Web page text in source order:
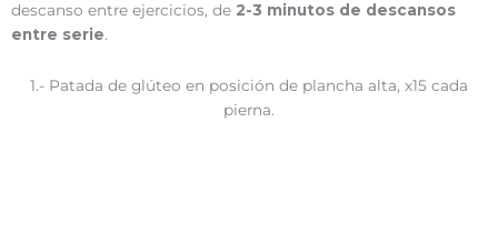
descanso entre ejercicios, de 2-3 minutos de descansos
entre serie.
1.- Patada de glúteo en posición de plancha alta, x15 cada
pierna.